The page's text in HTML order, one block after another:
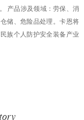
产品涉及领域：劳保、消
储、危险品处理。卡恩将
族个人防护安全装备产业